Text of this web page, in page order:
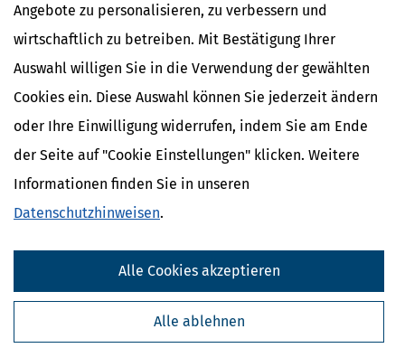
Angebote zu personalisieren, zu verbessern und
wirtschaftlich zu betreiben. Mit Bestätigung Ihrer
Auswahl willigen Sie in die Verwendung der gewählten
Cookies ein. Diese Auswahl können Sie jederzeit ändern
oder Ihre Einwilligung widerrufen, indem Sie am Ende
der Seite auf "Cookie Einstellungen" klicken. Weitere
Informationen finden Sie in unseren
Datenschutzhinweisen.
Alle ablehnen
Alle Cookies akzeptieren
Kostenlose Steuertipps & News
Absenden